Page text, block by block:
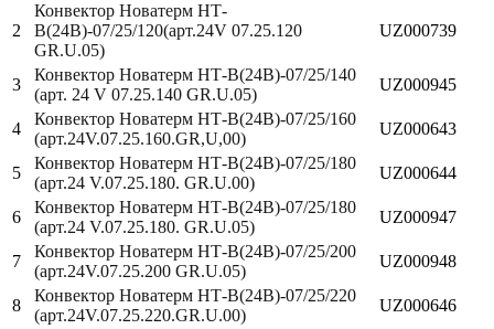
2
Конвектор Новатерм НТ-
В(24В)-07/25/120(арт.24V 07.25.120
GR.U.05)
UZ000739
3
Конвектор Новатерм НТ-В(24В)-07/25/140
(арт. 24 V 07.25.140 GR.U.05)
UZ000945
4
Конвектор Новатерм НТ-В(24В)-07/25/160
(арт.24V.07.25.160.GR,U,00)
UZ000643
5
Конвектор Новатерм НТ-В(24В)-07/25/180
(арт.24 V.07.25.180. GR.U.00)
UZ000644
6
Конвектор Новатерм НТ-В(24В)-07/25/180
(арт.24 V.07.25.180. GR.U.05)
UZ000947
7
Конвектор Новатерм НТ-В(24В)-07/25/200
(арт.24V.07.25.200 GR.U.05)
UZ000948
8
Конвектор Новатерм НТ-В(24В)-07/25/220
(арт.24V.07.25.220.GR.U.00)
UZ000646